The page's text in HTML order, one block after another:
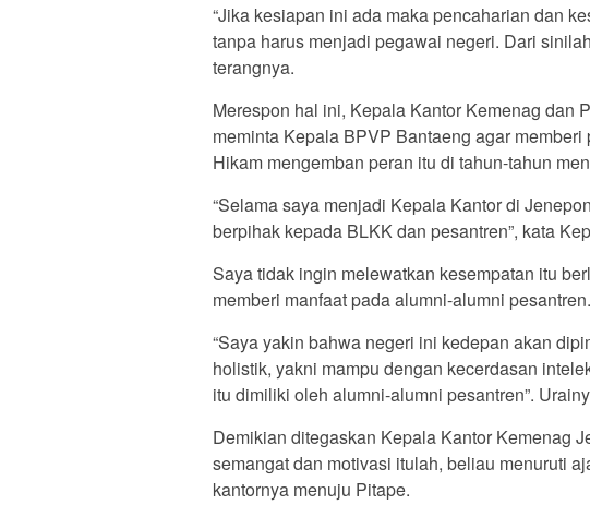
“Jika kesiapan ini ada maka pencaharian dan
tanpa harus menjadi pegawai negeri. Dari
terangnya.
Merespon hal ini, Kepala Kantor Kemenag dan
meminta Kepala BPVP Bantaeng agar
Hikam mengemban peran itu di tahun-tahun
“Selama saya menjadi Kepala Kantor di
berpihak kepada BLKK dan pesantren”, kata
Saya tidak ingin melewatkan kesempatan itu
memberi manfaat pada alumni-alumni
“Saya yakin bahwa negeri ini kedepan akan
holistik, yakni mampu dengan kecerdasan
itu dimiliki oleh alumni-alumni pesantren”.
Demikian ditegaskan Kepala Kantor Kemenag
semangat dan motivasi itulah, beliau menuruti
kantornya menuju Pitape.